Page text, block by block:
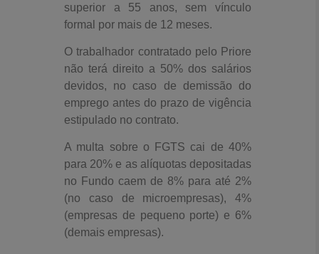
superior a 55 anos, sem vínculo
formal por mais de 12 meses.
O trabalhador contratado pelo Priore
não terá direito a 50% dos salários
devidos, no caso de demissão do
emprego antes do prazo de vigência
estipulado no contrato.
A multa sobre o FGTS cai de 40%
para 20% e as alíquotas depositadas
no Fundo caem de 8% para até 2%
(no caso de microempresas), 4%
(empresas de pequeno porte) e 6%
(demais empresas).